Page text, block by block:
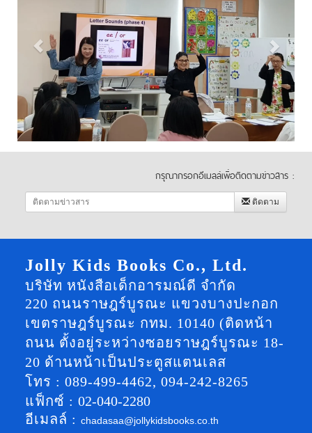
กรุณากรอกอีเมลล์เพื่อติดตามข่าวสาร :
ติดตาม
Jolly Kids Books Co., Ltd.
บริษัท หนังสือเด็กอารมณ์ดี จำกัด
220 ถนนราษฎร์บูรณะ แขวงบางปะกอก
เขตราษฎร์บูรณะ กทม. 10140 (ติดหน้า
ถนน ตั้งอยู่ระหว่างซอยราษฎร์บูรณะ 18-
20 ด้านหน้าเป็นประตูสแตนเลส
โทร : 089-499-4462, 094-242-8265
แฟ็กซ์ : 02-040-2280
อีเมลล์ : chadasaa@jollykidsbooks.co.th